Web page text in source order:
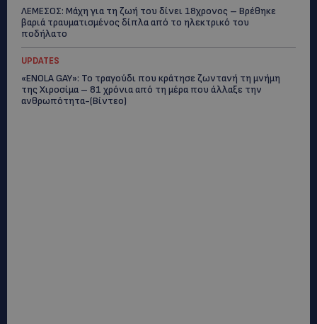
ΛΕΜΕΣΟΣ: Μάχη για τη ζωή του δίνει 18χρονος – Βρέθηκε
βαριά τραυματισμένος δίπλα από το ηλεκτρικό του
ποδήλατο
UPDATES
«ENOLA GAY»: Το τραγούδι που κράτησε ζωντανή τη μνήμη
της Χιροσίμα – 81 χρόνια από τη μέρα που άλλαξε την
ανθρωπότητα-(Bίντεο)